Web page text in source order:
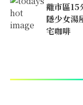
離市區15
隱少女湯
宅咖啡